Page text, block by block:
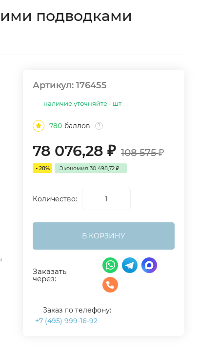
подводками
Артикул:176455
наличие уточняйте - шт
780 баллов ?
78 076,28₽ 108 575₽
- 28% Экономия30 498,72₽
Количество:
В КОРЗИНУ
Заказать
через:
Заказ по телефону:
+7 (495) 999-16-92